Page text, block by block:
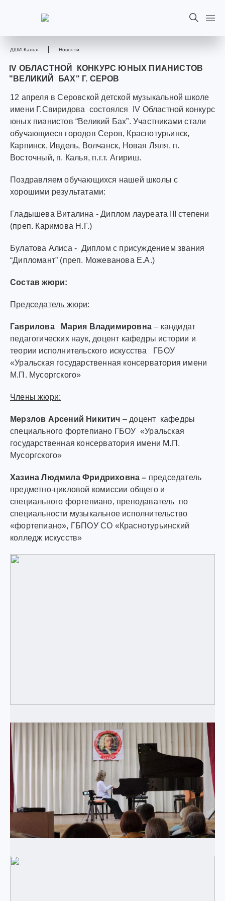
ДШИ Калья Новости
IV ОБЛАСТНОЙ КОНКУРС ЮНЫХ ПИАНИСТОВ
"ВЕЛИКИЙ БАХ" Г. СЕРОВ
12 апреля в Серовской детской музыкальной школе
имени Г.Свиридова состоялся IV Областной конкурс
юных пианистов “Великий Бах”. Участниками стали
обучающиеся городов Серов, Краснотурьинск,
Карпинск, Ивдель, Волчанск, Новая Ляля, п.
Восточный, п. Калья, п.г.т. Агириш.
Поздравляем обучающихся нашей школы с
хорошими результатами:
Гладышева Виталина - Диплом лауреата III степени
(преп. Каримова Н.Г.)
Булатова Алиса - Диплом с присуждением звания
“Дипломант” (преп. Можеванова Е.А.)
Состав жюри:
Председатель жюри:
Гаврилова Мария Владимировна – кандидат
педагогических наук, доцент кафедры истории и
теории исполнительского искусства ГБОУ
«Уральская государственная консерватория имени
М.П. Мусоргского»
Члены жюри:
Мерзлов Арсений Никитич – доцент кафедры
специального фортепиано ГБОУ «Уральская
государственная консерватория имени М.П.
Мусоргского»
Хазина Людмила Фридриховна – председатель
предметно-цикловой комиссии общего и
специального фортепиано, преподаватель по
специальности музыкальное исполнительство
«фортепиано», ГБПОУ СО «Краснотурьинский
колледж искусств»